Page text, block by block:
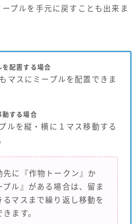
プルを手元に戻すことも出来ま
を配置する場合
マスにミープルを配置できま
動する場合
ルを縦・横に１マス移動する
先に『作物トークン』か
プル』がある場合は、留ま
るマスまで繰り返し移動を
ます。